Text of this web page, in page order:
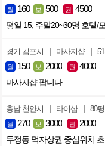
월 160 보 500 권 4500
평일 15, 주말20~30명 호텔/
경기 김포시 | 마사지샵 |
월 150 보 2000 권 4000
마사지샵 팝니다
충남 천안시 | 타이샵 | 80평
월 270 보 3000 권 2000
두정동 먹자상권 중심위치